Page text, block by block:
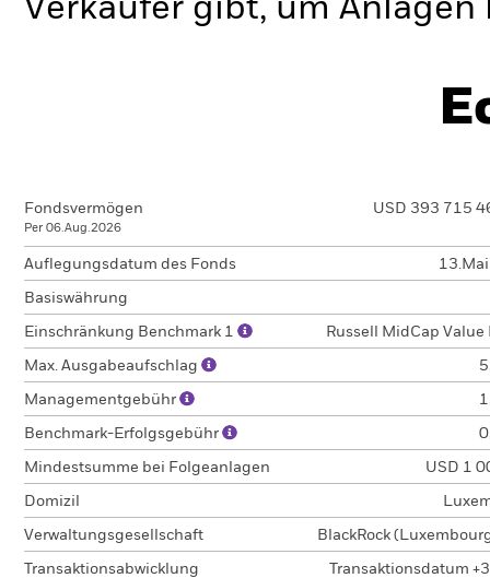
Verkäufer gibt, um
Fondsvermögen
Per 06.Aug.2026
USD 393 715
Auflegungsdatum des Fonds
Basiswährung
Einschränkung Benchmark 1 Russell MidCap Value
Max. Ausgabeaufschlag
Managementgebühr
Benchmark-Erfolgsgebühr
Mindestsumme bei Folgeanlagen USD 1
Domizil
Verwaltungsgesellschaft BlackRock
Transaktionsabwicklung Transaktionsdatum